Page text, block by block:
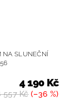
NA SLUNEČNÍ
557 Kč(–36 %)
4 190 Kč